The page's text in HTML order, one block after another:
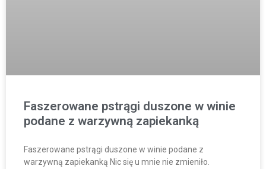
Faszerowane pstrągi duszone w winie
podane z warzywną zapiekanką
Faszerowane pstrągi duszone w winie podane z
warzywną zapiekanką Nic się u mnie nie zmieniło.